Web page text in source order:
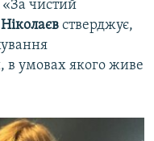
«За чистий
стверджує,
в умовах якого живе